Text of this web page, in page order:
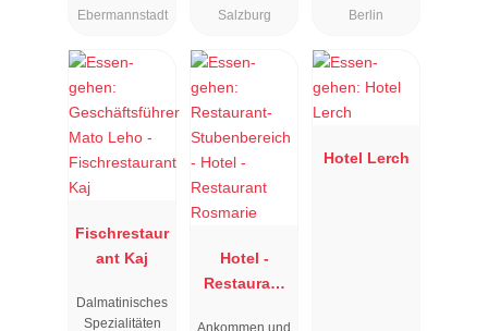
Ebermannstadt
Salzburg Berlin
Fischrestaur
ant Kaj
Dalmatinisches
Spezialitäten
Hotel -
Restaurant
Ankommen und
Hotel Lerch